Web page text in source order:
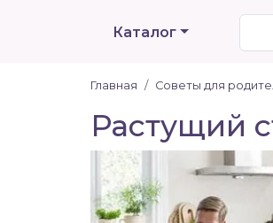
Каталог
Главная Советы для
Растущий